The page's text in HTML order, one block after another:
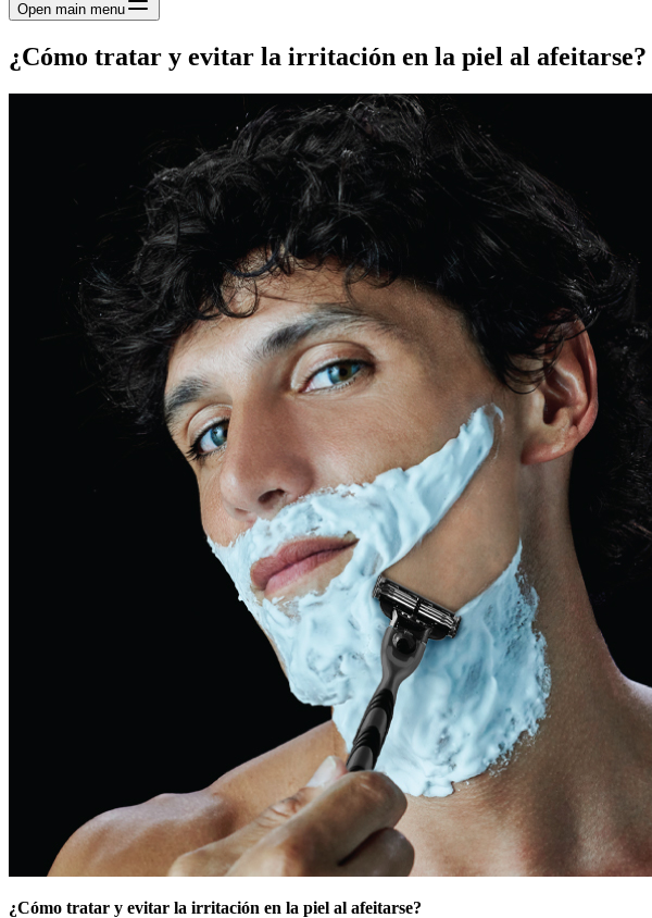
Open main menu
¿Cómo tratar y evitar la irritación en la piel al afeitarse?
¿Cómo tratar y evitar la irritación en la piel al afeitarse?